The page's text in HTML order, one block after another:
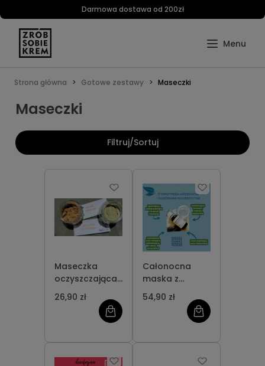
Darmowa dostawa od 200zł
Strona główna Gotowe zestawy Maseczki
Maseczki
Filtruj/Sortuj
Maseczka
oczyszczająca
dla każdego
rodzaju cery
26,90 zł
Całonocna
maska z
tripeptydem
miedziowym i
komórkami
50g
54,90 zł